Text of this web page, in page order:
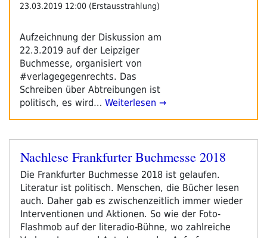
23.03.2019 12:00 (Erstausstrahlung)
Aufzeichnung der Diskussion am
22.3.2019 auf der Leipziger
Buchmesse, organisiert von
#verlagegegenrechts. Das
Schreiben über Abtreibungen ist
politisch, es wird… Weiterlesen →
Veröffentlicht
Nachlese Frankfurter Buchmesse 2018
Die Frankfurter Buchmesse 2018 ist gelaufen.
Literatur ist politisch. Menschen, die Bücher lesen
auch. Daher gab es zwischenzeitlich immer wieder
Interventionen und Aktionen. So wie der Foto-
Flashmob auf der literadio-Bühne, wo zahlreiche